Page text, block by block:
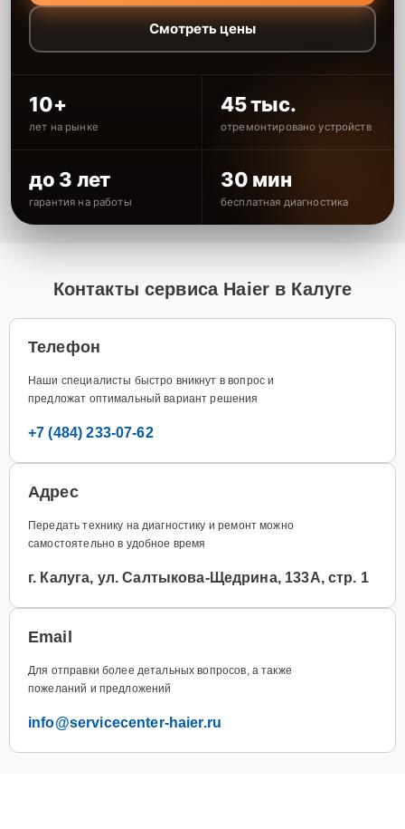
Смотреть цены
10+
лет на рынке
45 тыс.
отремонтировано устройств
до 3 лет
гарантия на работы
30 мин
бесплатная диагностика
Контакты сервиса Haier в Калуге
Телефон
Наши специалисты быстро вникнут в вопрос и
предложат оптимальный вариант решения
+7 (484) 233-07-62
Адрес
Передать технику на диагностику и ремонт можно
самостоятельно в удобное время
г. Калуга, ул. Салтыкова-Щедрина, 133А, стр. 1
Email
Для отправки более детальных вопросов, а также
пожеланий и предложений
info@servicecenter-haier.ru